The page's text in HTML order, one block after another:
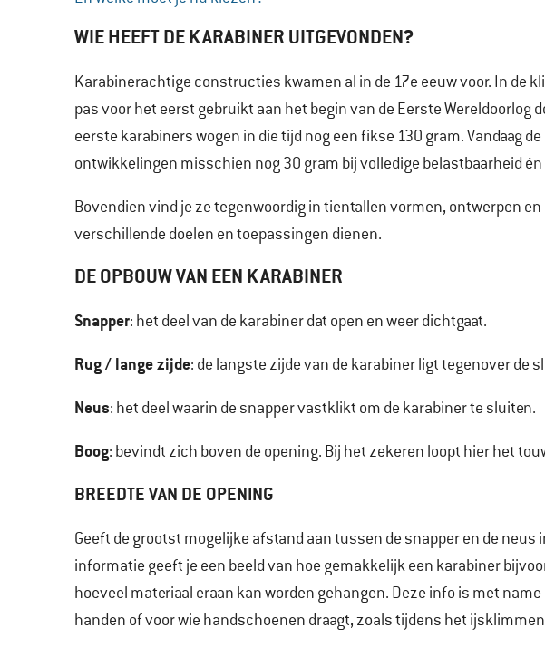
WIE HEEFT DE KARABINER UITGEVONDEN?
Karabinerachtige constructies kwamen al in de 17e eeuw voor. In de
pas voor het eerst gebruikt aan het begin van de Eerste Wereldoorlog
eerste karabiners wogen in die tijd nog een fikse 130 gram. Vandaag
ontwikkelingen misschien nog 30 gram bij volledige belastbaarheid
Bovendien vind je ze tegenwoordig in tientallen vormen, ontwerpen
verschillende doelen en toepassingen dienen.
DE OPBOUW VAN EEN KARABINER
Snapper: het deel van de karabiner dat open en weer dichtgaat.
Rug / lange zijde: de langste zijde van de karabiner ligt tegenover de
Neus: het deel waarin de snapper vastklikt om de karabiner te sluiten.
Boog: bevindt zich boven de opening. Bij het zekeren loopt hier het
BREEDTE VAN DE OPENING
Geeft de grootst mogelijke afstand aan tussen de snapper en de neus
informatie geeft je een beeld van hoe gemakkelijk een karabiner
hoeveel materiaal eraan kan worden gehangen. Deze info is met
handen of voor wie handschoenen draagt, zoals tijdens het